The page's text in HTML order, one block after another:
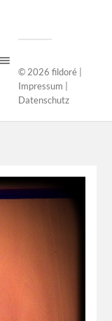
© 2026fildoré
Impressum
Datenschutz